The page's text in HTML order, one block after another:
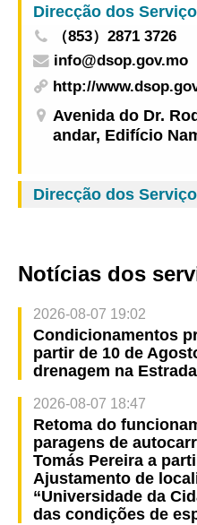
Lunar
Direcção dos
（853）2871 3726
info@dsop.gov.mo
http://
Avenida do Dr.
andar, Edifício
Notícias dos
2026-08-07 19:02
Condicionamentos
partir de 10 de
drenagem na
2026-08-07 18:47
Retoma do
paragens de
Tomás Pereira a
Ajustamento de
“Universidade da
das condições de